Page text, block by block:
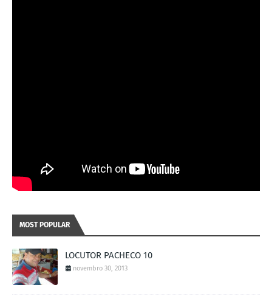
MOST POPULAR
LOCUTOR PACHECO 10
novembro 30, 2013